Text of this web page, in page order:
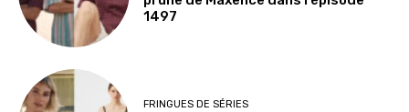
1497
FRINGUES DE SÉRIES